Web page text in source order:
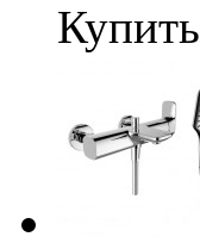
Купить